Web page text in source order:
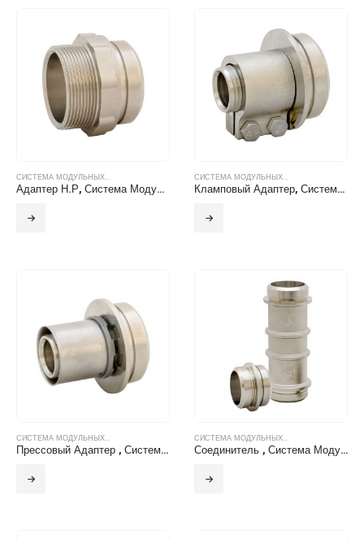
СИСТЕМА МОДУЛЬНЫХ...
Адаптер Н.Р, Система Модульных Фитингов БТС
СИСТЕМА МОДУЛЬНЫХ...
Кламповый Адаптер, Система Модульных Фитингов БТС
СИСТЕМА МОДУЛЬНЫХ...
Прессовый Адаптер , Система Модульных Фитингов БТС
СИСТЕМА МОДУЛЬНЫХ...
Соединитель , Система Модульных Фитингов БТС